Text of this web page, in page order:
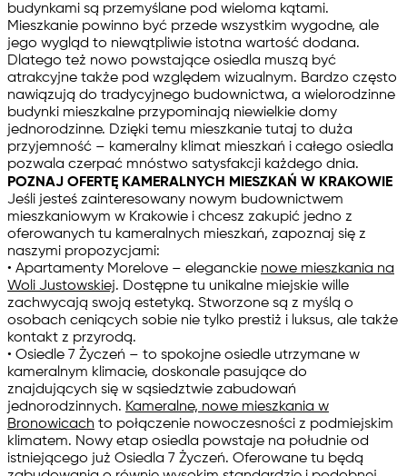
budynkami są przemyślane pod wieloma kątami.
Mieszkanie powinno być przede wszystkim wygodne, ale
jego wygląd to niewątpliwie istotna wartość dodana.
Dlatego też nowo powstające osiedla muszą być
atrakcyjne także pod względem wizualnym. Bardzo często
nawiązują do tradycyjnego budownictwa, a wielorodzinne
budynki mieszkalne przypominają niewielkie domy
jednorodzinne. Dzięki temu mieszkanie tutaj to duża
przyjemność – kameralny klimat mieszkań i całego osiedla
pozwala czerpać mnóstwo satysfakcji każdego dnia.
POZNAJ OFERTĘ KAMERALNYCH MIESZKAŃ W KRAKOWIE
Jeśli jesteś zainteresowany nowym budownictwem
mieszkaniowym w Krakowie i chcesz zakupić jedno z
oferowanych tu kameralnych mieszkań, zapoznaj się z
naszymi propozycjami:
• Apartamenty Morelove – eleganckie nowe mieszkania na
Woli Justowskiej. Dostępne tu unikalne miejskie wille
zachwycają swoją estetyką. Stworzone są z myślą o
osobach ceniących sobie nie tylko prestiż i luksus, ale także
kontakt z przyrodą.
• Osiedle 7 Życzeń – to spokojne osiedle utrzymane w
kameralnym klimacie, doskonale pasujące do
znajdujących się w sąsiedztwie zabudowań
jednorodzinnych. Kameralne, nowe mieszkania w
Bronowicach to połączenie nowoczesności z podmiejskim
klimatem. Nowy etap osiedla powstaje na południe od
istniejącego już Osiedla 7 Życzeń. Oferowane tu będą